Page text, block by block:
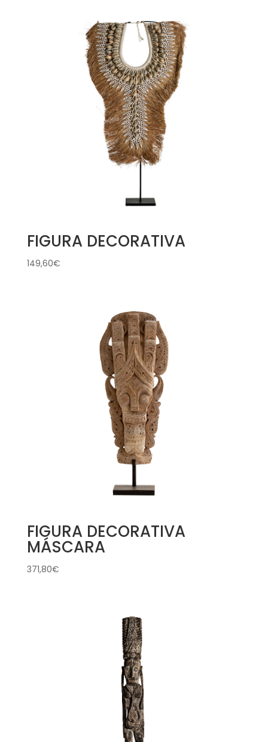
FIGURA DECORATIVA
149,60€
FIGURA DECORATIVA
MÁSCARA
371,80€